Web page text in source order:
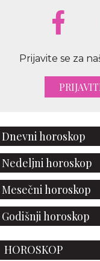
Prijavite se za
Dnevni horoskop
Nedeljni horoskop
Mesečni horoskop
Godišnji horoskop
HOROSKOP